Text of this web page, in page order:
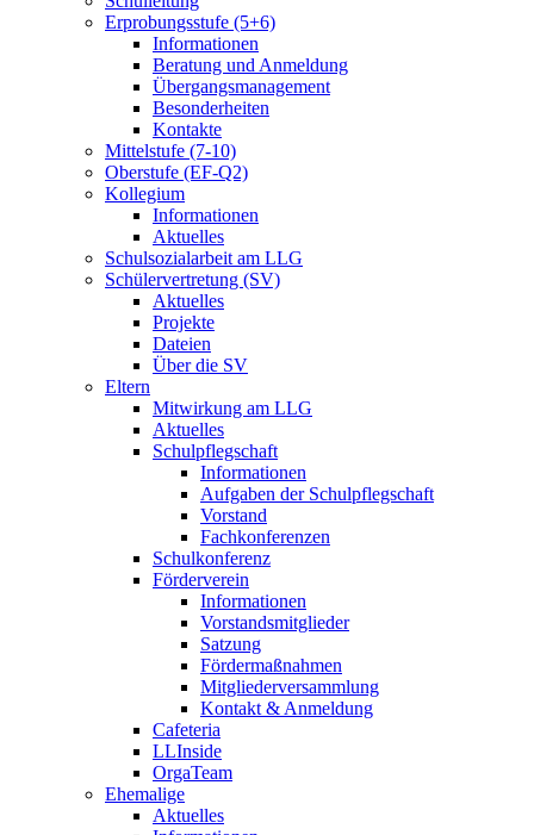
Erprobungsstufe (5+6)
Informationen
Beratung und Anmeldung
Übergangsmanagement
Besonderheiten
Kontakte
Mittelstufe (7-10)
Oberstufe (EF-Q2)
Kollegium
Informationen
Aktuelles
Schulsozialarbeit am LLG
Schülervertretung (SV)
Aktuelles
Projekte
Dateien
Über die SV
Eltern
Mitwirkung am LLG
Aktuelles
Schulpflegschaft
Informationen
Aufgaben der Schulpflegschaft
Vorstand
Fachkonferenzen
Schulkonferenz
Förderverein
Informationen
Vorstandsmitglieder
Satzung
Fördermaßnahmen
Mitgliederversammlung
Kontakt & Anmeldung
Cafeteria
LLInside
OrgaTeam
Ehemalige
Aktuelles